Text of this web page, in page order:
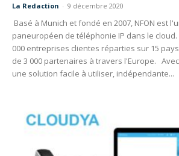
La Redaction - 9 décembre 2020
Basé à Munich et fondé en 2007, NFON est
paneuropéen de téléphonie IP dans le cloud.
000 entreprises clientes réparties sur 15
de 3 000 partenaires à travers l'Europe.
une solution facile à utiliser, indépendante...